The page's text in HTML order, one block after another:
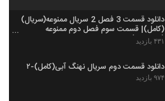
دانلود قسمت 3 فصل 2 سریال ممنوعه(سریال)
(کامل)| قسمت سوم فصل دوم ممنوعه
(Aparat)۴۳۱ بازدید
دانلود قسمت دوم سریال نهنگ آبی(کامل)-۲
۹۷۴ بازدید